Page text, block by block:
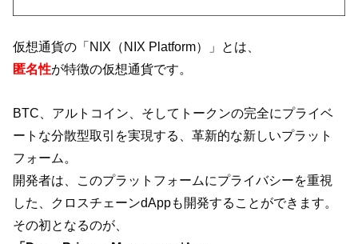
仮想通貨の「NIX（NIX Platform）」とは、
匿名性が特徴の仮想通貨です。
BTC、アルトコイン、そしてトークンの完全にプライベ
ートな分散型取引を実現する、革新的な新しいプラット
フォーム。
開発者は、このプラットフォームにプライバシーを重視
した、クロスチェーンdAppも開発することができます。
その初となるのが、